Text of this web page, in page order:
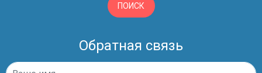
ПОИСК
Обратная связь